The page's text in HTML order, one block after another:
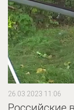
26.03.2023 11:06